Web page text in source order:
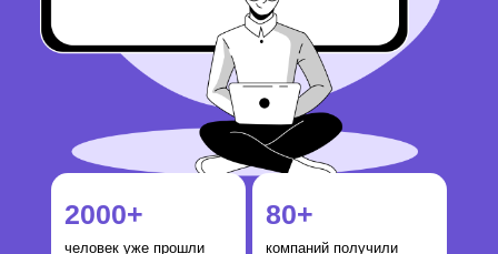
человек уже прошли
2000+
компаний получили
80+